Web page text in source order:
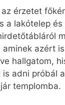
érzetet
a lakótelep
azért
hallgatom,
adni próbál
templomba.